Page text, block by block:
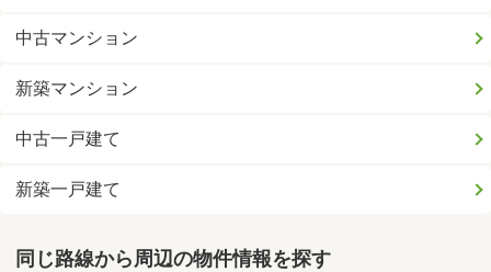
中古マンション
新築マンション
中古一戸建て
新築一戸建て
同じ路線から周辺の物件情報を探す